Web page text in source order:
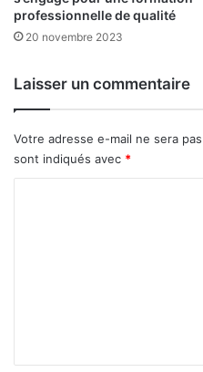
b
i
i
r
s
d
a
professionnelle de qualité
20 novembre 2023
Laisser un commentaire
Votre adresse e-mail ne sera
sont indiqués avec *